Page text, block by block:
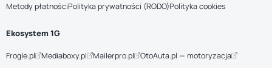
Metody płatnościPolityka prywatności (RODO)Polityka cookies
Ekosystem 1G
Frogle.pl Mediaboxy.pl Mailerpro.pl OtoAuta.pl — motoryzacja